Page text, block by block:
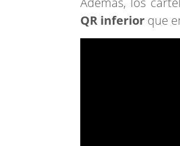
QR inferior que